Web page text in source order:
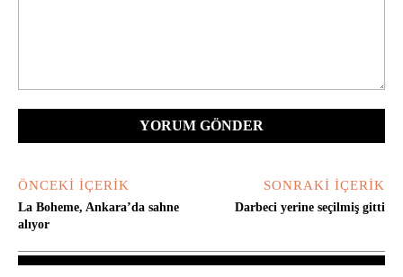
ÖNCEKI İÇERIK
La Boheme, Ankara’da sahne
alıyor
SONRAKI İÇERIK
Darbeci yerine seçilmiş gitti